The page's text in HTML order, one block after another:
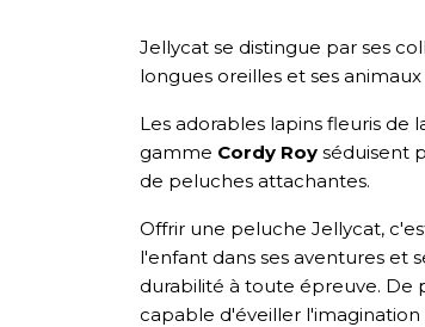
Jellycat se distingue par ses
longues oreilles et ses
Les adorables lapins fleuris de
gamme Cordy Roy séduisent
de peluches attachantes.
Offrir une peluche Jellycat,
l'enfant dans ses aventures et
durabilité à toute épreuve. De
capable d'éveiller